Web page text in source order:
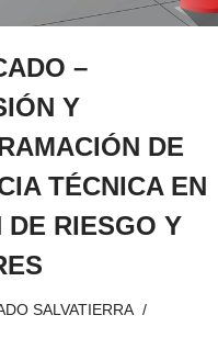
–
Y
DE
TÉCNICA EN
DE RIESGO Y
SALVATIERRA